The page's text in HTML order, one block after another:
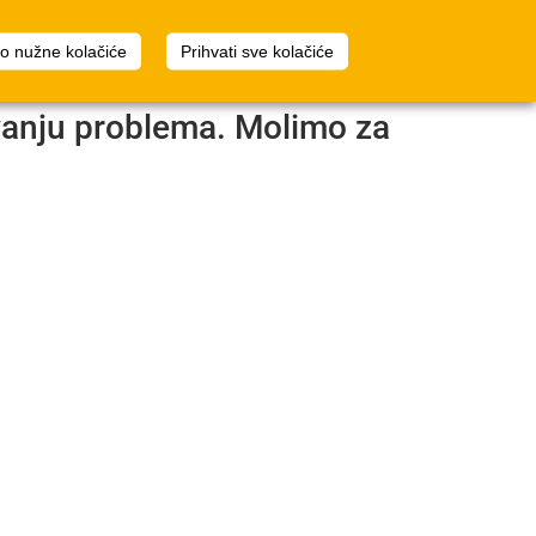
nužne kolačiće
Prihvati sve kolačiće
Planer prostora Prijava
problema. Molimo za